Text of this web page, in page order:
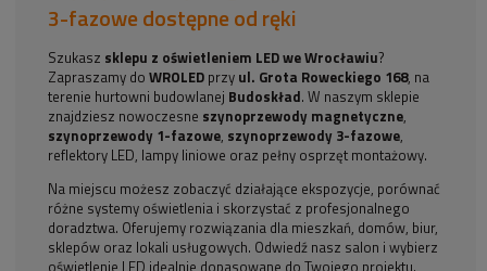
3-fazowe dostępne od ręki
Szukasz sklepu z oświetleniem LED we Wrocławiu?
Zapraszamy doWROLED przy ul. Grota Roweckiego 168, na
terenie hurtowni budowlanej Budoskład. W naszym sklepie
znajdziesz nowoczesne szynoprzewody magnetyczne,
szynoprzewody 1-fazowe, szynoprzewody 3-fazowe,
reflektory LED, lampy liniowe oraz pełny osprzęt montażowy.
Na miejscu możesz zobaczyć działające ekspozycje, porównać
różne systemy oświetlenia i skorzystać z profesjonalnego
doradztwa. Oferujemy rozwiązania dla mieszkań, domów, biur,
sklepów oraz lokali usługowych. Odwiedź nasz salon i wybierz